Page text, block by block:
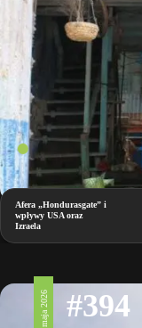
Afera „Hondurasgate” i
wpływy USA oraz
Izraela
8 maja 2026 #394